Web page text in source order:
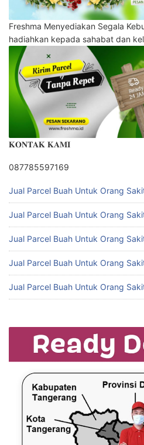
Freshma Menyediakan Segala
hadiahkan kepada sahabat dan
𝐊𝐎𝐍𝐓𝐀𝐊 𝐊𝐀𝐌𝐈
087785597169
Jual Parcel Buah Untuk Orang
Jual Parcel Buah Untuk Orang
Jual Parcel Buah Untuk Orang
Jual Parcel Buah Untuk Orang
Jual Parcel Buah Untuk Orang